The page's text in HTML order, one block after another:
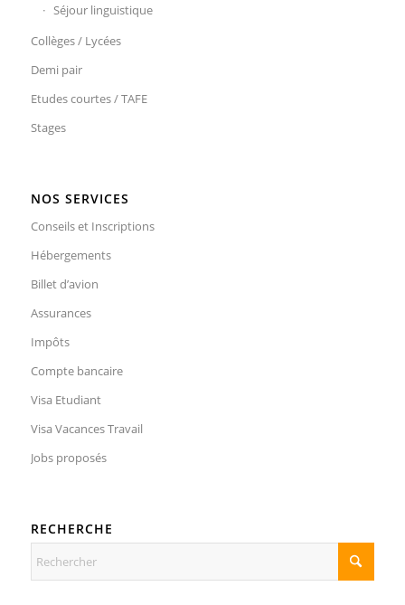
Séjour linguistique
Collèges / Lycées
Demi pair
Etudes courtes / TAFE
Stages
NOS SERVICES
Conseils et Inscriptions
Hébergements
Billet d’avion
Assurances
Impôts
Compte bancaire
Visa Etudiant
Visa Vacances Travail
Jobs proposés
RECHERCHE